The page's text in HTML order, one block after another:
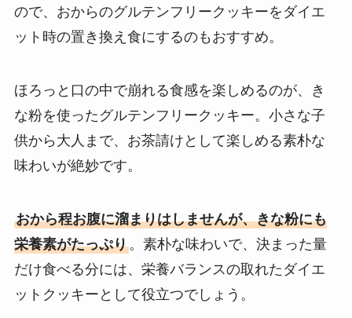
ので、おからのグルテンフリークッキーをダイエ
ット時の置き換え食にするのもおすすめ。
ほろっと口の中で崩れる食感を楽しめるのが、き
な粉を使ったグルテンフリークッキー。小さな子
供から大人まで、お茶請けとして楽しめる素朴な
味わいが絶妙です。
おから程お腹に溜まりはしませんが、きな粉にも
栄養素がたっぷり。素朴な味わいで、決まった量
だけ食べる分には、栄養バランスの取れたダイエ
ットクッキーとして役立つでしょう。